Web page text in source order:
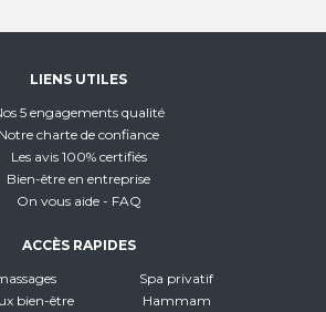
LIENS UTILES
5 engagements qualité
Notre charte de confiance
Les avis 100% certifiés
Bien-être en entreprise
On vous aide - FAQ
ACCÈS RAPIDES
bien-être
Spa privatif
Hammam